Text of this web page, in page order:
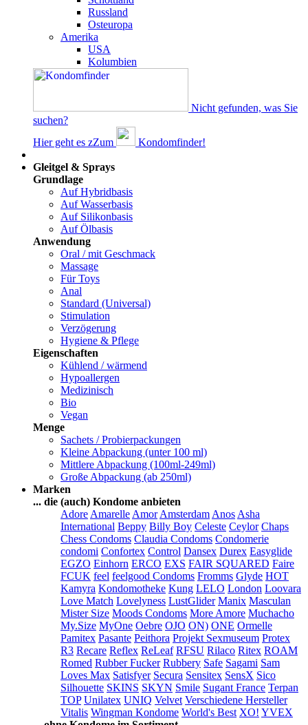
Russland
Osteuropa
Amerika
USA
Kolumbien
Nicht gefunden, was Sie
suchen?
Hier geht es zZum
Kondomfinder!
Gleitgel & Sprays
Grundlage
Auf Hybridbasis
Auf Wasserbasis
Auf Silikonbasis
Auf Ölbasis
Anwendung
Oral / mit Geschmack
Massage
Für Toys
Anal
Standard (Universal)
Stimulation
Verzögerung
Hygiene & Pflege
Eigenschaften
Kühlend / wärmend
Hypoallergen
Medizinisch
Bio
Vegan
Menge
Sachets / Probierpackungen
Kleine Abpackung (unter 100 ml)
Mittlere Abpackung (100ml-249ml)
Große Abpackung (ab 250ml)
Marken
... die (auch) Kondome anbieten
Adore Amarelle Amor Amsterdam Anos Asha
International Beppy Billy Boy Celeste Ceylor Chaps
Chess Condoms Claudia Condoms Condomerie
condomi Confortex Control Dansex Durex Easyglide
EGZO Einhorn ERCO EXS FAIR SQUARED Faire
FCUK feel feelgood Condoms Fromms Glyde HOT
Kamyra Kondomotheke Kung LELO London Loovara
Love Match Lovelyness LustGlider Manix Masculan
Mister Size Moods Condoms More Amore Muchacho
My.Size MyOne Oebre OJO ON) ONE Ormelle
Pamitex Pasante Peithora Projekt Sexmuseum Protex
R3 Recare Reflex ReLeaf RFSU Rilaco Ritex ROAM
Romed Rubber Fucker Rubbery Safe Sagami Sam
Loves Max Satisfyer Secura Sensitex SensX Sico
Silhouette SKINS SKYN Smile Sugant France Terpan
TOP Unilatex UNIQ Velvet Verschiedene Hersteller
Vitalis Wingman Kondome World's Best XO! YVEX